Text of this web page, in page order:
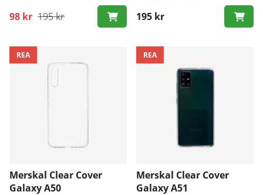
98 kr 195 kr 195 kr
REA
Merskal Clear Cover
Galaxy A50
REA
Merskal Clear Cover
Galaxy A51